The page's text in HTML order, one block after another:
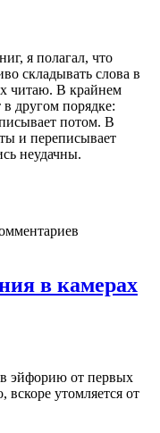
я полагал, что
складывать слова в
читаю. В крайнем
другом порядке:
потом. В
и переписывает
неудачны.
в камерах
эйфорию от первых
вскоре утомляется от